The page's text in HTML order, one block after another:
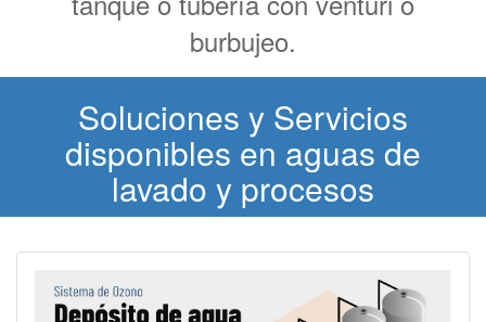
burbujeo.
Soluciones y Servicios
disponibles en aguas de
lavado y procesos